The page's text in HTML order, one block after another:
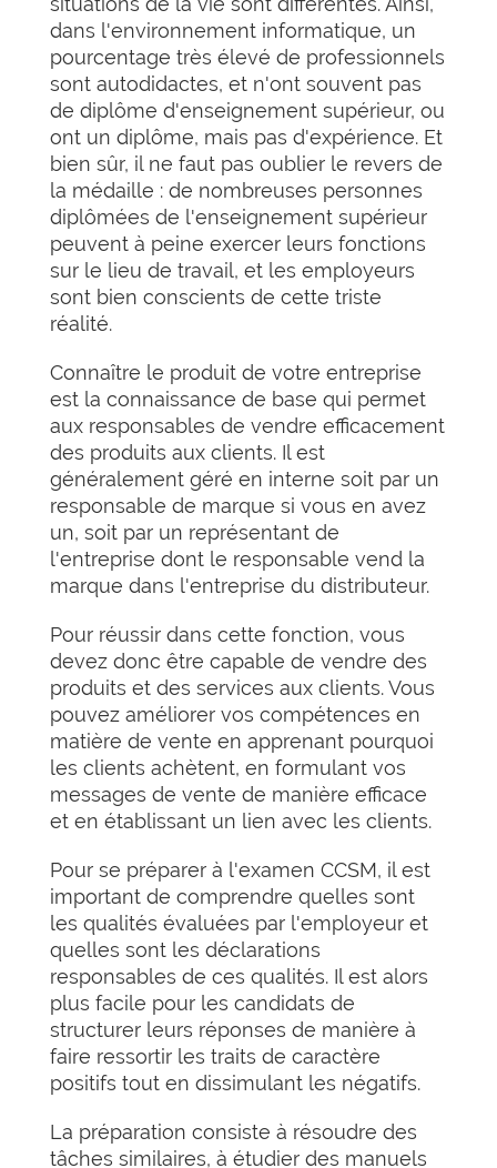
dans l'environnement informatique, un
pourcentage très élevé de professionnels
sont autodidactes, et n'ont souvent pas
de diplôme d'enseignement supérieur, ou
ont un diplôme, mais pas d'expérience. Et
bien sûr, il ne faut pas oublier le revers de
la médaille : de nombreuses personnes
diplômées de l'enseignement supérieur
peuvent à peine exercer leurs fonctions
sur le lieu de travail, et les employeurs
sont bien conscients de cette triste
réalité.
Connaître le produit de votre entreprise
est la connaissance de base qui permet
aux responsables de vendre efficacement
des produits aux clients. Il est
généralement géré en interne soit par un
responsable de marque si vous en avez
un, soit par un représentant de
l'entreprise dont le responsable vend la
marque dans l'entreprise du distributeur.
Pour réussir dans cette fonction, vous
devez donc être capable de vendre des
produits et des services aux clients. Vous
pouvez améliorer vos compétences en
matière de vente en apprenant pourquoi
les clients achètent, en formulant vos
messages de vente de manière efficace
et en établissant un lien avec les clients.
Pour se préparer à l'examen CCSM, il est
important de comprendre quelles sont
les qualités évaluées par l'employeur et
quelles sont les déclarations
responsables de ces qualités. Il est alors
plus facile pour les candidats de
structurer leurs réponses de manière à
faire ressortir les traits de caractère
positifs tout en dissimulant les négatifs.
La préparation consiste à résoudre des
tâches similaires, à étudier des manuels